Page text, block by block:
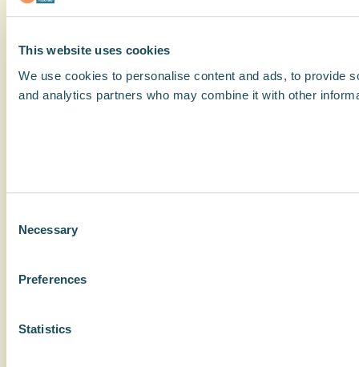
This website uses cookies
We use cookies to personalise content and ads, to provide
and analytics partners who may combine it with other
Selection
Necessary
Preferences
Statistics